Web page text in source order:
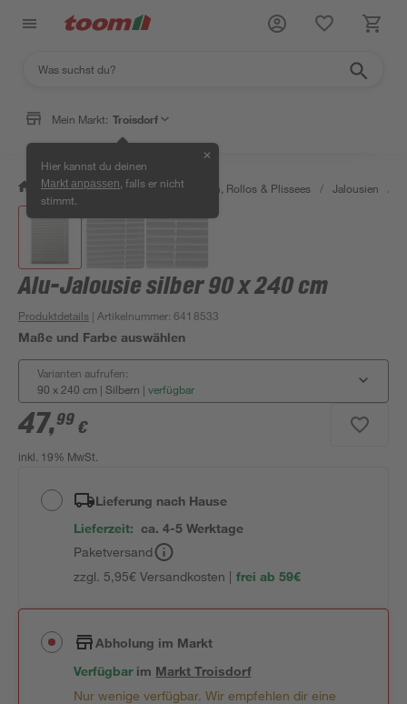
Mein Markt: Troisdorf
Hier kannst du deinen
Markt anpassen , falls er nicht
stimmt.
✕
/ Wohnen & Haushalt / Jalousien, Rollos & Plissees / Jalousien /
Alu-Jalousie silber 90 x 240 cm
Produktdetails | Artikelnummer:6418533
Maße und Farbe auswählen
Varianten aufrufen:
90 x 240 cm | Silbern | verfügbar
47,99 €
inkl. 19% MwSt.
Lieferung nach Hause
Lieferzeit: ca. 4-5 Werktage
Paketversand
zzgl. 5,95€ Versandkosten | frei ab 59€
Abholung im Markt
Verfügbar im MarktTroisdorf
Nur wenige verfügbar. Wir empfehlen dir eine